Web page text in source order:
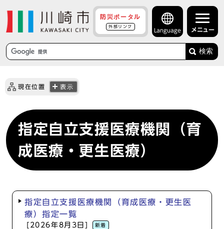
防災ポータル
外部リンク
Language メニュー
検索
現在位置 表示
指定自立支援医療機関（育
成医療・更生医療）
指定自立支援医療機関（育成医療・更生医
療）指定一覧
[2026年8月3日] 新着